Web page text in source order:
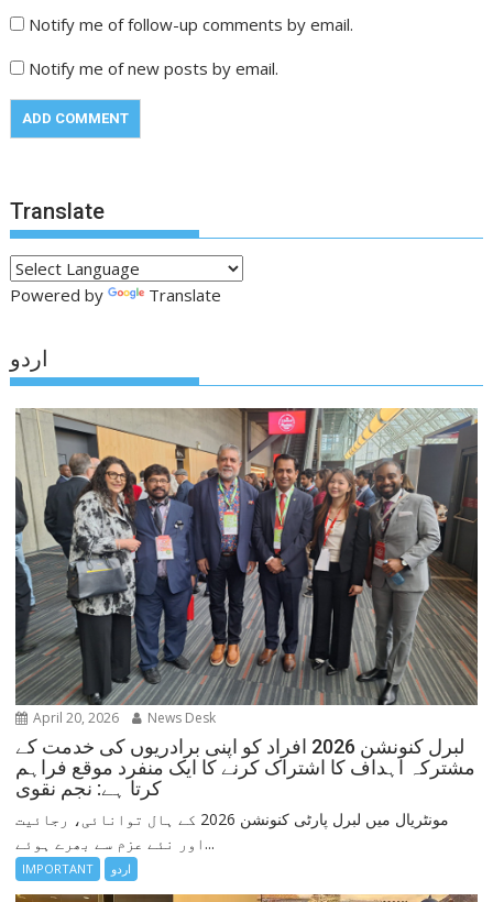
Notify me of follow-up comments by email.
Notify me of new posts by email.
Translate
Powered by Translate
اردو
April 20, 2026 News Desk
لبرل کنونشن 2026 افراد کو اپنی برادریوں کی خدمت کے
مشترکہ اہداف کا اشتراک کرنے کا ایک منفرد موقع فراہم
کرتا ہے: نجم نقوی
مونٹریال میں لبرل پارٹی کنونشن 2026 کے ہال توانائی، رجائیت
اور نئے عزم سے بھرے ہوئے...
IMPORTANT اردو